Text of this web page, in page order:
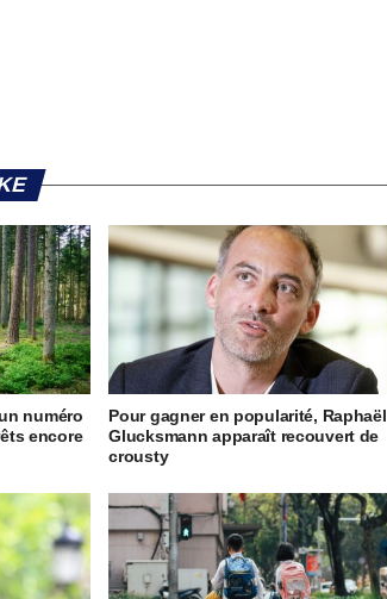
numéro
encore
Pour gagner en popularité, Raphaël
Glucksmann apparaît recouvert de
crousty